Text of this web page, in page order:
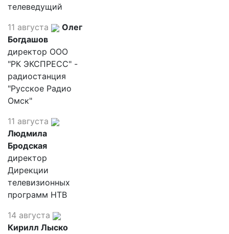
телеведущий
11 августа
Олег
Богдашов
директор ООО
"РК ЭКСПРЕСС" -
радиостанция
"Русское Радио
Омск"
11 августа
Людмила
Бродская
директор
Дирекции
телевизионных
программ НТВ
14 августа
Кирилл Лыско